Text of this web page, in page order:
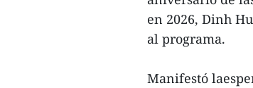
en 2026, Dinh
al programa.
Manifestó